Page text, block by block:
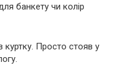
банкету чи колір
куртку. Просто стояв у